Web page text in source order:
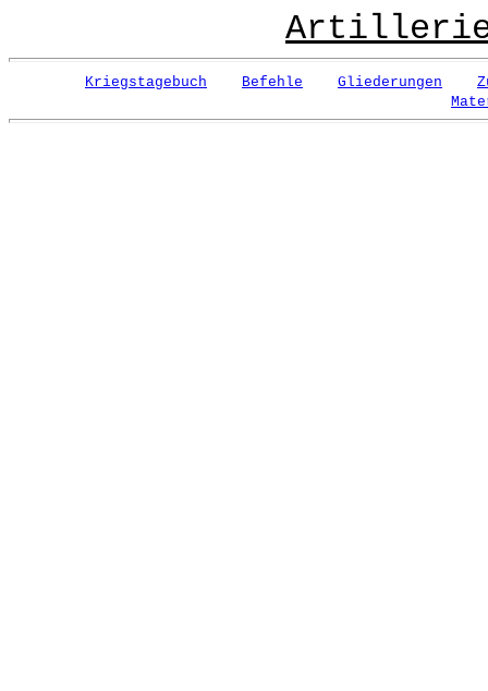
Kriegstagebuch Befehle Gliederungen